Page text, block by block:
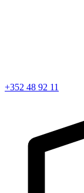
+352 48 92 11